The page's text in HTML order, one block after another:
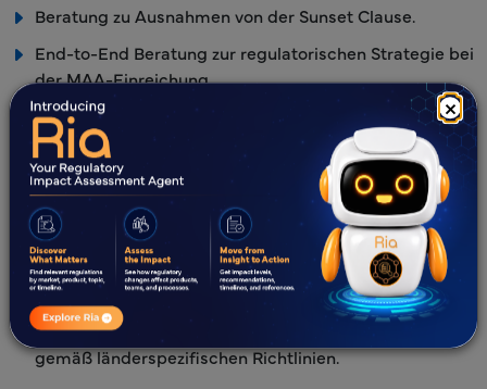
×
Beratung zu Ausnahmen von der Sunset Clause.
End-to-End Beratung zur regulatorischen Strategie bei
der MAA-Einreichung.
Regulierungsexperten mit umfassendem Verständnis
der Anforderungen der Gesundheitsbehörden (HA).
Erstellung einer regulatorischen Strategie für
Anfragen von Gesundheitsbehörden (HA).
Kommunikation/Interaktionen mit
Gesundheitsbehörden (HA) während des gesamten
Arzneimittel-Lebenszyklus.
Aktivitäten nach der Zulassung und LCM-Aktivitäten
gemäß länderspezifischen Richtlinien.